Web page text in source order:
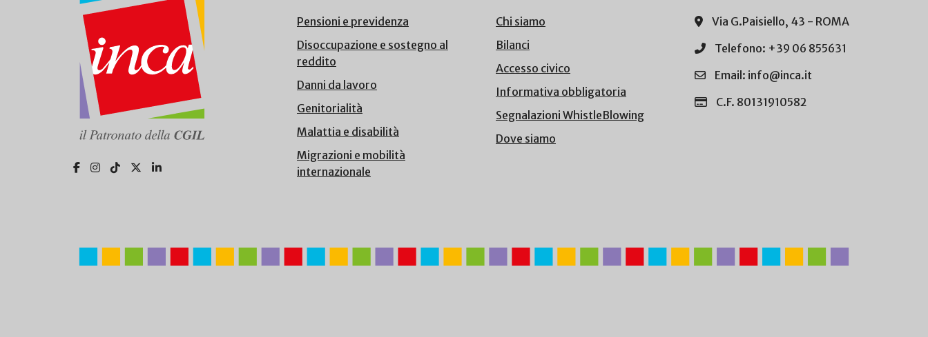
Pensioni e previdenza
Disoccupazione e sostegno al
reddito
Danni da lavoro
Genitorialità
Malattia e disabilità
Migrazioni e mobilità
internazionale
Chi siamo
Bilanci
Accesso civico
Informativa obbligatoria
Segnalazioni WhistleBlowing
Dove siamo
Via G.Paisiello, 43 - ROMA
Telefono: +39 06 855631
Email: info@inca.it
C.F. 80131910582